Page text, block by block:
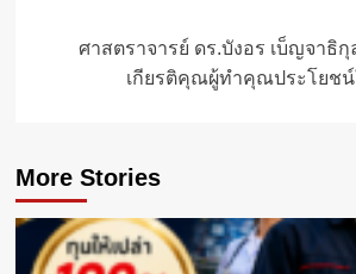
ศาสตราจารย์ ดร.บังอร เบ็ญจาธิ
เกียรติคุณผู้ทำคุณประโยชน์
More Stories